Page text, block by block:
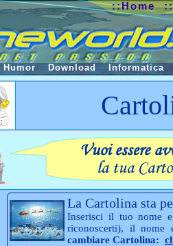
La Cartolina sta
Inserisci il tuo nome
riconoscerti), il
cambiare Cartolina:
::Home
Humor Download Informatica